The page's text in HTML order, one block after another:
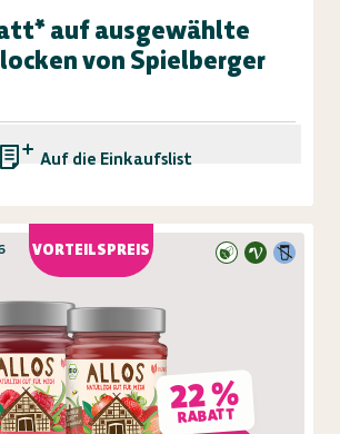
auf ausgewählte
von Spielberger
Auf die Einkaufsliste
VORTEILSPREIS
22 %
RABATT